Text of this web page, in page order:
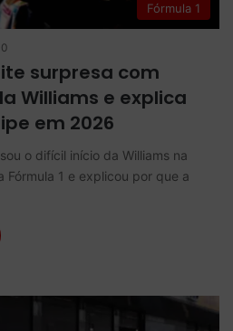
Fórmula 1
0
surpresa com
Williams e explica
em 2026
o difícil início da Williams na
Fórmula 1 e explicou por que a